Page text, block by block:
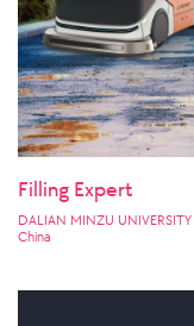
Filling Expert
DALIAN MINZU UNIVERSITY
China